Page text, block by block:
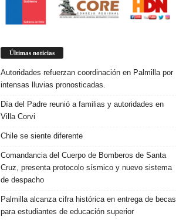
Últimas noticias
Autoridades refuerzan coordinación en Palmilla por
intensas lluvias pronosticadas.
Día del Padre reunió a familias y autoridades en
Villa Corvi
Chile se siente diferente
Comandancia del Cuerpo de Bomberos de Santa
Cruz, presenta protocolo sísmico y nuevo sistema
de despacho
Palmilla alcanza cifra histórica en entrega de becas
para estudiantes de educación superior